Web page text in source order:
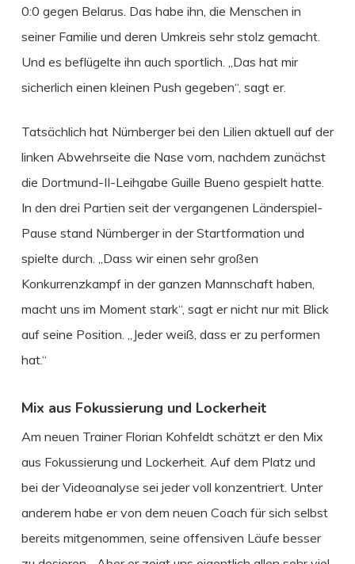
0:0 gegen Belarus. Das habe ihn, die Menschen in
seiner Familie und deren Umkreis sehr stolz gemacht.
Und es beflügelte ihn auch sportlich. „Das hat mir
sicherlich einen kleinen Push gegeben“, sagt er.
Tatsächlich hat Nürnberger bei den Lilien aktuell auf der
linken Abwehrseite die Nase vorn, nachdem zunächst
die Dortmund-II-Leihgabe Guille Bueno gespielt hatte.
In den drei Partien seit der vergangenen Länderspiel-
Pause stand Nürnberger in der Startformation und
spielte durch. „Dass wir einen sehr großen
Konkurrenzkampf in der ganzen Mannschaft haben,
macht uns im Moment stark“, sagt er nicht nur mit Blick
auf seine Position. „Jeder weiß, dass er zu performen
hat.“
Mix aus Fokussierung und Lockerheit
Am neuen Trainer Florian Kohfeldt schätzt er den Mix
aus Fokussierung und Lockerheit. Auf dem Platz und
bei der Videoanalyse sei jeder voll konzentriert. Unter
anderem habe er von dem neuen Coach für sich selbst
bereits mitgenommen, seine offensiven Läufe besser